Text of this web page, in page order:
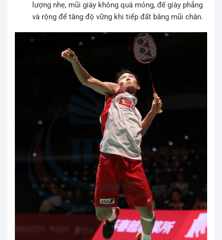
lượng nhẹ, mũi giày không quá mỏng, đế giày phẳng
và rộng để tăng độ vững khi tiếp đất bằng mũi chân.